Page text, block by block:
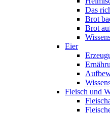
Das
Brot
Brot
Eier
Fleisch und